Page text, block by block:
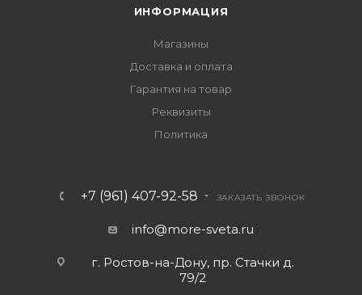
ИНФОРМАЦИЯ
Магазины
Доставка и оплата
Гарантия на товар
Реквизиты
Политика
+7 (961) 407-92-58 ЗАКАЗАТЬ ЗВОНОК
info@more-sveta.ru
г. Ростов-на-Дону, пр. Стачки д.
79/2